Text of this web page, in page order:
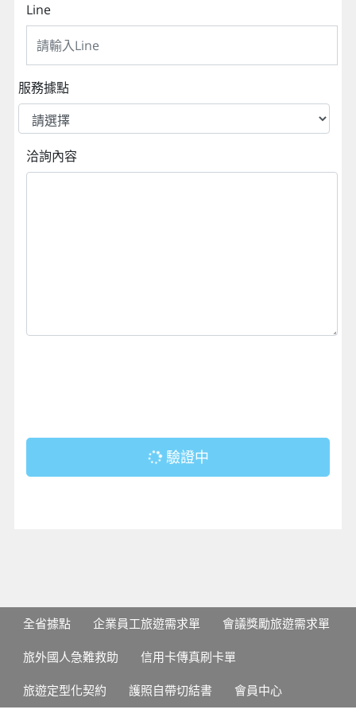
Line
服務據點
洽詢內容
驗證中
全省據點 企業員工旅遊需求單 會議獎勵旅遊需求單
旅外國人急難救助 信用卡傳真刷卡單
旅遊定型化契約 護照自帶切結書 會員中心